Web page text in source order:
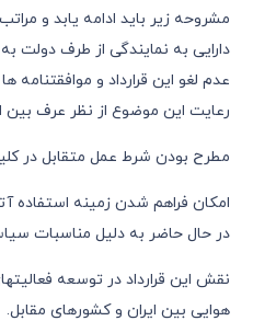
مشروحه زیر باید ادامه یابد و
دارایی به نمایندگی از طرف دولت
عدم لغو این قرارداد و
رعایت این موضوع از نظر عرف بین
مطرح بودن شرط عمل متقابل در کلیه
امکان فراهم شدن زمینه استفاده
در حال حاضر به دلیل مناسبات
نقش این قرارداد در توسعه
هوایی بین ایران و کشورهای مقابل.